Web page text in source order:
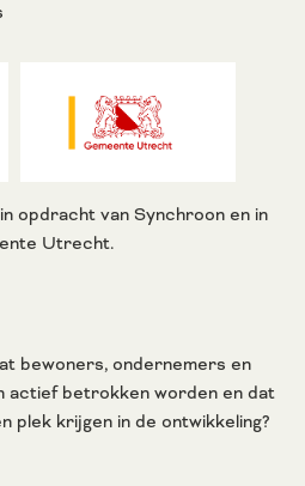
opdracht van Synchroon en in
Utrecht.
bewoners, ondernemers en
actief betrokken worden en dat
plek krijgen in de ontwikkeling?